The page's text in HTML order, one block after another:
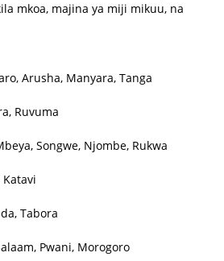
mkoa, majina ya miji mikuu, na
Arusha, Manyara, Tanga
Ruvuma
Songwe, Njombe, Rukwa
Katavi
Tabora
Pwani, Morogoro